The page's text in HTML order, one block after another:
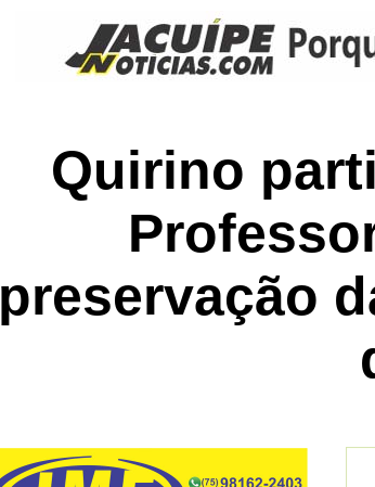
Quirino
preservação